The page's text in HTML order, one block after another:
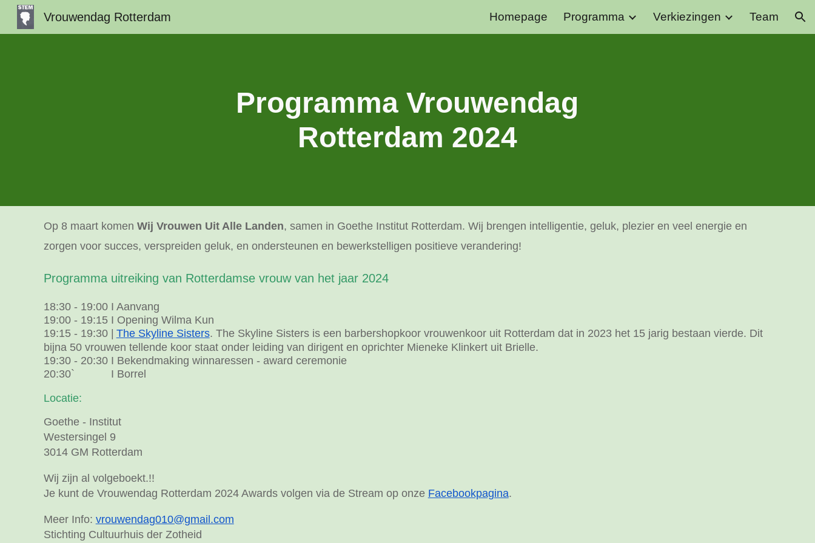
Skip to navigation
Vrouwendag Rotterdam Homepage Programma Verkiezingen Team
Programma Vrouwendag
Rotterdam 2024
Op 8 maart komen Wij Vrouwen Uit Alle Landen, samen in Goethe Institut Rotterdam. Wij brengen intelligentie, geluk, plezier en veel energie en
zorgen voor succes, verspreiden geluk, en ondersteunen en bewerkstelligen positieve verandering!
Programma uitreiking van Rotterdamse vrouw van het jaar 2024
18:30 - 19:00 I Aanvang
19:00 - 19:15 I Opening Wilma Kun
19:15 - 19:30 |
The Skyline Sisters. The Skyline Sisters is een barbershopkoor vrouwenkoor uit Rotterdam dat in 2023 het 15 jarig bestaan vierde. Dit
bijna 50 vrouwen tellende koor staat onder leiding van dirigent en oprichter Mieneke Klinkert uit Brielle.
19:30 - 20:30 I Bekendmaking winnaressen - award ceremonie
20:30` I Borrel
Locatie:
Goethe - Institut
Westersingel 9
3014 GM Rotterdam
Wij zijn al volgeboekt.!!
Je kunt de Vrouwendag Rotterdam 2024 Awards volgen via de Stream op onze Facebookpagina.
Meer Info: vrouwendag010@gmail.com
Stichting Cultuurhuis der Zotheid